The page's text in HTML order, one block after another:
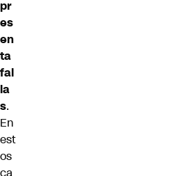
pr
es
en
ta
fal
la
s.
En
est
os